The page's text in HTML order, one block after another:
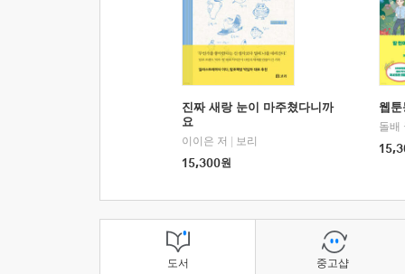
진짜 새랑 눈이 마주쳤다니까
요
이이은 저
보리
15,300원
웹
돌배
도서 중고샵